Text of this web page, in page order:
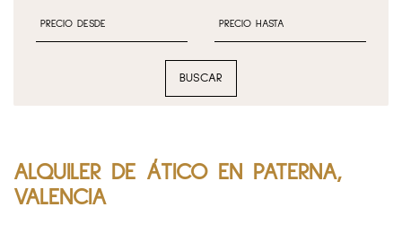
BUSCAR
ALQUILER DE ÁTICO EN PATERNA,
VALENCIA